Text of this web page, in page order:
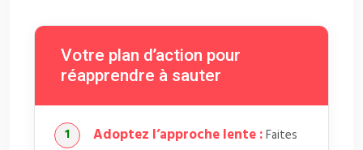
Votre plan d’action pour
réapprendre à sauter
Adoptez l’approche lente :Faites